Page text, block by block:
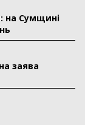
на Сумщині
заява